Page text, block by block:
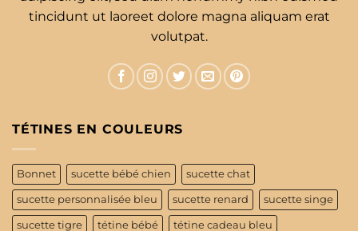
tincidunt ut laoreet dolore magna aliquam erat
volutpat.
TÉTINES EN COULEURS
Bonnet sucette bébé chien sucette chat
sucette personnalisée bleu sucette renard sucette singe
sucette tigre tétine bébé tétine cadeau bleu